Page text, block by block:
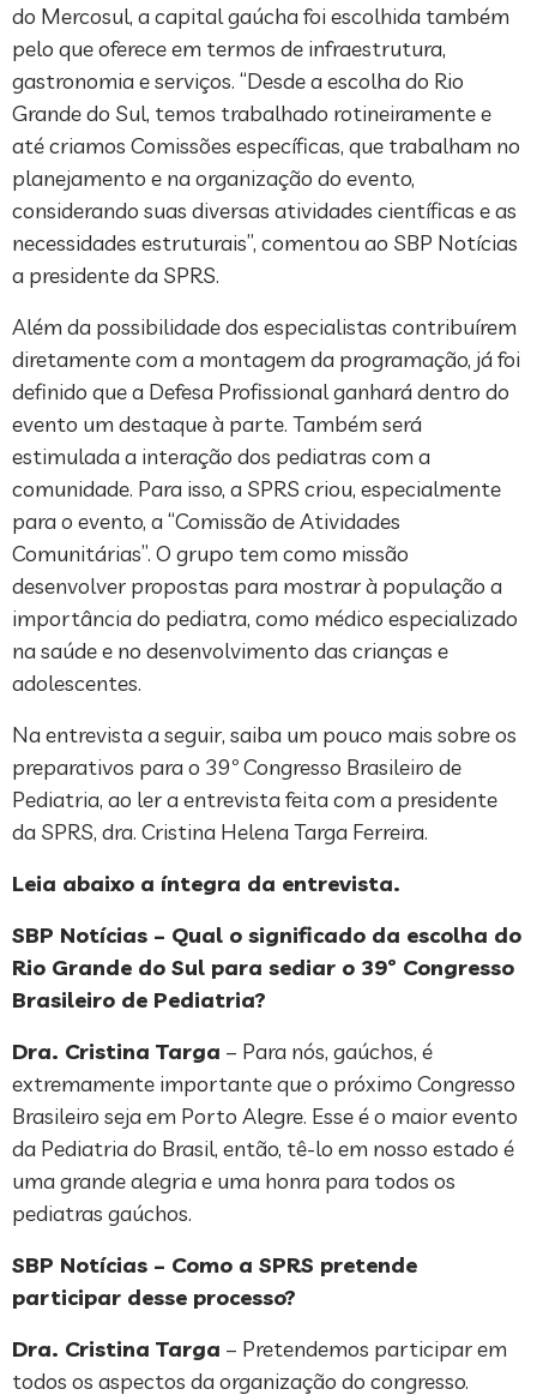
do Mercosul, a capital gaúcha foi escolhida também
pelo que oferece em termos de infraestrutura,
gastronomia e serviços. “Desde a escolha do Rio
Grande do Sul, temos trabalhado rotineiramente e
até criamos Comissões específicas, que trabalham no
planejamento e na organização do evento,
considerando suas diversas atividades científicas e as
necessidades estruturais”, comentou ao SBP Notícias
a presidente da SPRS.
Além da possibilidade dos especialistas contribuírem
diretamente com a montagem da programação, já foi
definido que a Defesa Profissional ganhará dentro do
evento um destaque à parte. Também será
estimulada a interação dos pediatras com a
comunidade. Para isso, a SPRS criou, especialmente
para o evento, a “Comissão de Atividades
Comunitárias”. O grupo tem como missão
desenvolver propostas para mostrar à população a
importância do pediatra, como médico especializado
na saúde e no desenvolvimento das crianças e
adolescentes.
Na entrevista a seguir, saiba um pouco mais sobre os
preparativos para o 39º Congresso Brasileiro de
Pediatria, ao ler a entrevista feita com a presidente
da SPRS, dra. Cristina Helena Targa Ferreira.
Leia abaixo a íntegra da entrevista.
SBP Notícias – Qual o significado da escolha do
Rio Grande do Sul para sediar o 39º Congresso
Brasileiro de Pediatria?
Dra. Cristina Targa – Para nós, gaúchos, é
extremamente importante que o próximo Congresso
Brasileiro seja em Porto Alegre. Esse é o maior evento
da Pediatria do Brasil, então, tê-lo em nosso estado é
uma grande alegria e uma honra para todos os
pediatras gaúchos.
SBP Notícias – Como a SPRS pretende
participar desse processo?
Dra. Cristina Targa – Pretendemos participar em
todos os aspectos da organização do congresso.